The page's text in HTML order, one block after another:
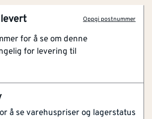
å se varehuspriser og lagerstatus
Oppgi postnummer
for å se om denne
for levering til
101413177
Radonsperre
I Minus 5 °C
Tape Xtra er en løsemiddelfri
tape som kan benyttes ned i minus
butyl tape til sammenføyning og